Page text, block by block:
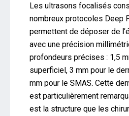
Les ultrasons focalisés
nombreux protocoles Deep
permettent de déposer de
avec une précision
profondeurs précises : 1,5
superficiel, 3 mm pour le
mm pour le SMAS. Cette
est particulièrement
est la structure que les